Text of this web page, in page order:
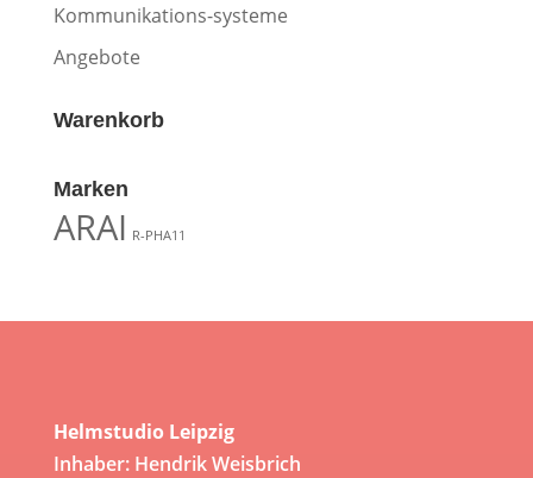
Kommunikations-systeme
Angebote
Warenkorb
Marken
ARAI R-PHA11
Helmstudio Leipzig
Inhaber: Hendrik Weisbrich